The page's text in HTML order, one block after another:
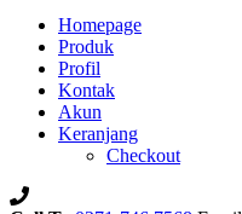
Homepage
Produk
Profil
Kontak
Akun
Keranjang
Checkout